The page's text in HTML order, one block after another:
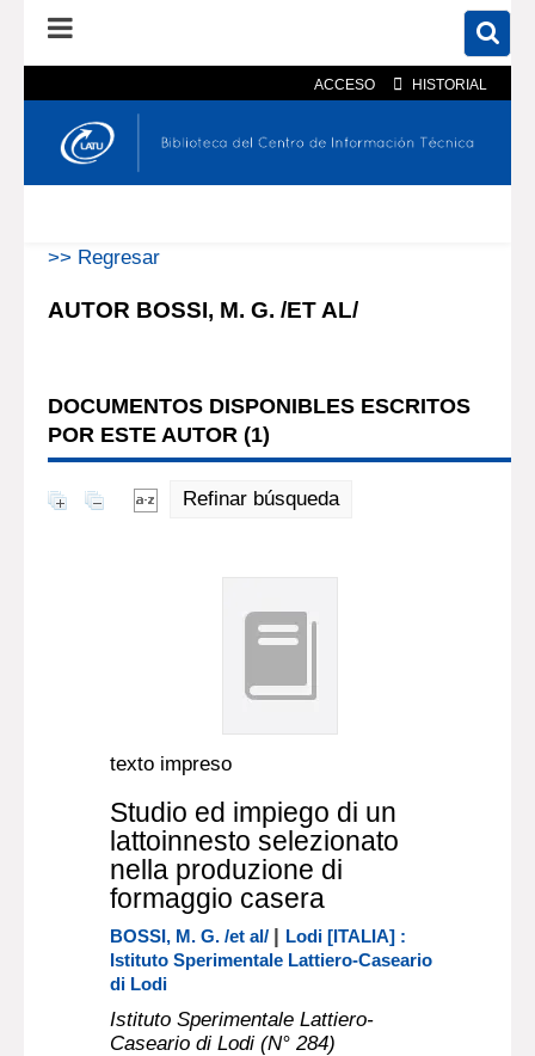
ACCESO HISTORIAL
En el catálogo En el sitio
>> Regresar
AUTOR BOSSI, M. G. /ET AL/
DOCUMENTOS DISPONIBLES ESCRITOS
POR ESTE AUTOR (1)
Refinar búsqueda
texto impreso
Studio ed impiego di un
lattoinnesto selezionato
nella produzione di
formaggio casera
BOSSI, M. G. /et al/ | Lodi [ITALIA] :
Istituto Sperimentale Lattiero-Caseario
di Lodi
Istituto Sperimentale Lattiero-
Caseario di Lodi (N° 284)